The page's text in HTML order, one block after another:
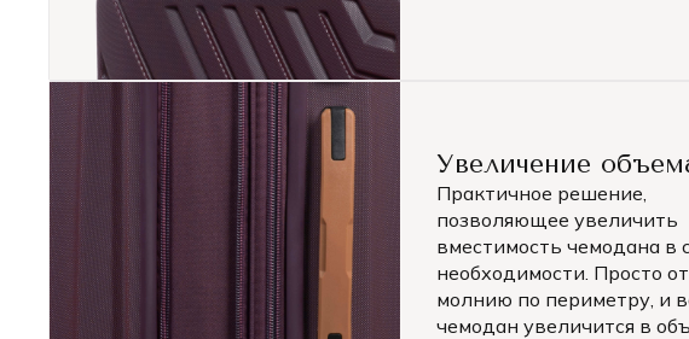
Увеличение
Практичное решение,
позволяющее увеличить
вместимость чемодана в
необходимости. Просто
молнию по периметру, и
чемодан увеличится в